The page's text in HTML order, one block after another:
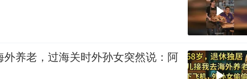
养老，过海关时外孙女突然说：阿